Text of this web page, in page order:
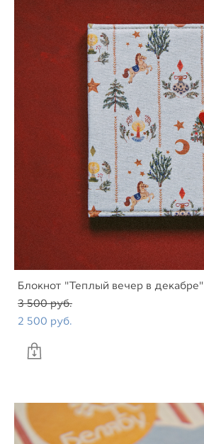
Блокнот "Теплый вечер в декабре"
3 500 pуб.
2 500 pуб.